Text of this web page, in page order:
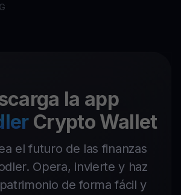
la app
Crypto Wallet
el futuro de las finanzas
Opera, invierte y haz
de forma fácil y